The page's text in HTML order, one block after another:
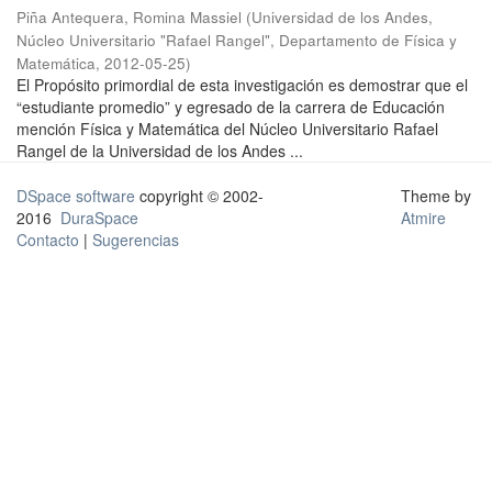
Piña Antequera, Romina Massiel (Universidad de los Andes,
Núcleo Universitario "Rafael Rangel", Departamento de Física y
Matemática, 2012-05-25)
El Propósito primordial de esta investigación es demostrar que el
“estudiante promedio” y egresado de la carrera de Educación
mención Física y Matemática del Núcleo Universitario Rafael
Rangel de la Universidad de los Andes ...
DSpace software copyright © 2002-
2016 DuraSpace
Contacto | Sugerencias
Theme by
Atmire